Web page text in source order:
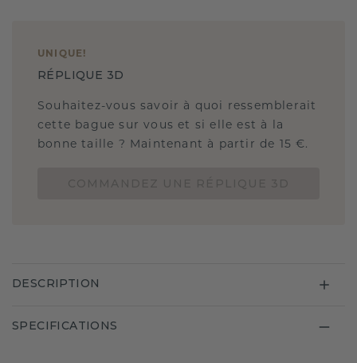
UNIQUE !
RÉPLIQUE 3D
Souhaitez-vous savoir à quoi ressemblerait
cette bague sur vous et si elle est à la
bonne taille ? Maintenant à partir de 15 €.
DESCRIPTION
SPECIFICATIONS